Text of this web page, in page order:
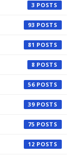
3
93
81
8
56
39
75
12